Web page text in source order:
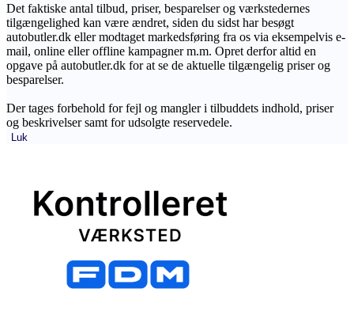
Det faktiske antal tilbud, priser, besparelser og værkstedernes
tilgængelighed kan være ændret, siden du sidst har besøgt
autobutler.dk eller modtaget markedsføring fra os via eksempelvis e-
mail, online eller offline kampagner m.m. Opret derfor altid en
opgave på autobutler.dk for at se de aktuelle tilgængelig priser og
besparelser.
Der tages forbehold for fejl og mangler i tilbuddets indhold, priser
og beskrivelser samt for udsolgte reservedele.
Luk